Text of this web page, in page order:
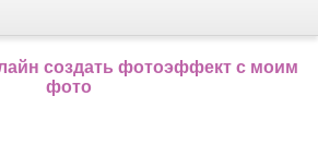
создать фотоэффект с моим
фото